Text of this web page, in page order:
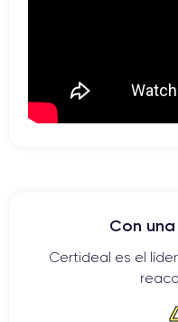
Con
Certideal es el